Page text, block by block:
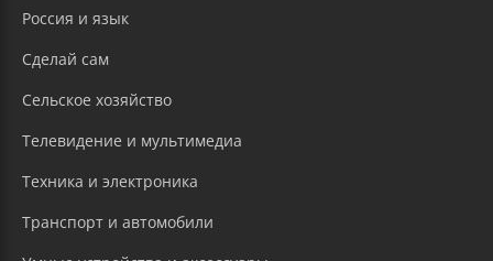
Россия и язык
Сделай сам
Сельское хозяйство
Телевидение и мультимедиа
Техника и электроника
Транспорт и автомобили